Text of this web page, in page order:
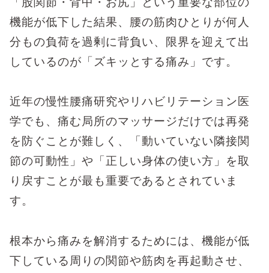
機能が低下した結果、腰の筋肉ひとりが何人
分もの負荷を過剰に背負い、限界を迎えて出
しているのが「ズキッとする痛み」です。
近年の慢性腰痛研究やリハビリテーション医
学でも、痛む局所のマッサージだけでは再発
を防ぐことが難しく、「動いていない隣接関
節の可動性」や「正しい身体の使い方」を取
り戻すことが最も重要であるとされていま
す。
根本から痛みを解消するためには、機能が低
下している周りの関節や筋肉を再起動させ、